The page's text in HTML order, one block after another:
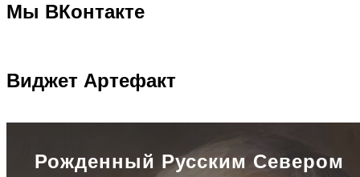
Мы ВКонтакте
Виджет Артефакт
Рожденный Русским Севером